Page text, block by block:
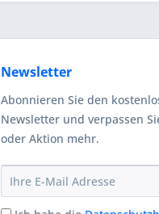
Newsletter
Abonnieren Sie den
Newsletter und verpassen
oder Aktion mehr.